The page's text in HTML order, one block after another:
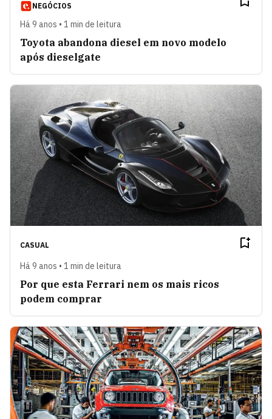
NEGÓCIOS
Há 9 anos • 1 min de leitura
Toyota abandona diesel em novo modelo
após dieselgate
CASUAL
Há 9 anos • 1 min de leitura
Por que esta Ferrari nem os mais ricos
podem comprar